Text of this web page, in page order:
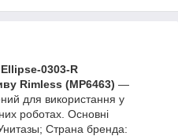
Ellipse-0303-R
Rimless (MP6463) —
для використання у
роботах. Основні
Страна бренда: